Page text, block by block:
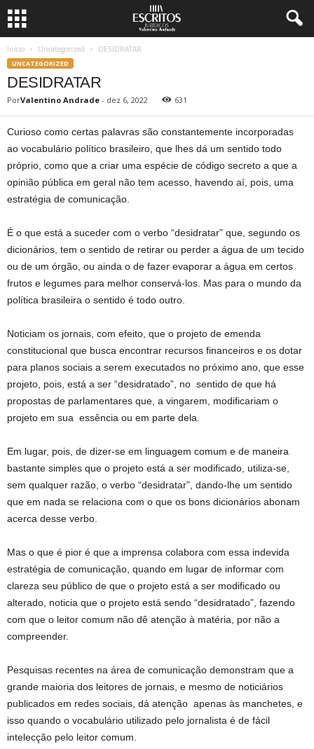
Início Uncategorized DESIDRATAR
UNCATEGORIZED
DESIDRATAR
PorValentino Andrade - dez 6, 2022 631
Curioso como certas palavras são constantemente incorporadas
ao vocabulário político brasileiro, que lhes dá um sentido todo
próprio, como que a criar uma espécie de código secreto a que a
opinião pública em geral não tem acesso, havendo aí, pois, uma
estratégia de comunicação.
É o que está a suceder com o verbo “desidratar” que, segundo os
dicionários, tem o sentido de retirar ou perder a água de um tecido
ou de um órgão, ou ainda o de fazer evaporar a água em certos
frutos e legumes para melhor conservá-los. Mas para o mundo da
política brasileira o sentido é todo outro.
Noticiam os jornais, com efeito, que o projeto de emenda
constitucional que busca encontrar recursos financeiros e os dotar
para planos sociais a serem executados no próximo ano, que esse
projeto, pois, está a ser “desidratado”, no sentido de que há
propostas de parlamentares que, a vingarem, modificariam o
projeto em sua essência ou em parte dela.
Em lugar, pois, de dizer-se em linguagem comum e de maneira
bastante simples que o projeto está a ser modificado, utiliza-se,
sem qualquer razão, o verbo “desidratar”, dando-lhe um sentido
que em nada se relaciona com o que os bons dicionários abonam
acerca desse verbo.
Mas o que é pior é que a imprensa colabora com essa indevida
estratégia de comunicação, quando em lugar de informar com
clareza seu público de que o projeto está a ser modificado ou
alterado, noticia que o projeto está sendo “desidratado”, fazendo
com que o leitor comum não dê atenção à matéria, por não a
compreender.
Pesquisas recentes na área de comunicação demonstram que a
grande maioria dos leitores de jornais, e mesmo de noticiários
publicados em redes sociais, dá atenção apenas às manchetes, e
isso quando o vocabulário utilizado pelo jornalista é de fácil
intelecção pelo leitor comum.